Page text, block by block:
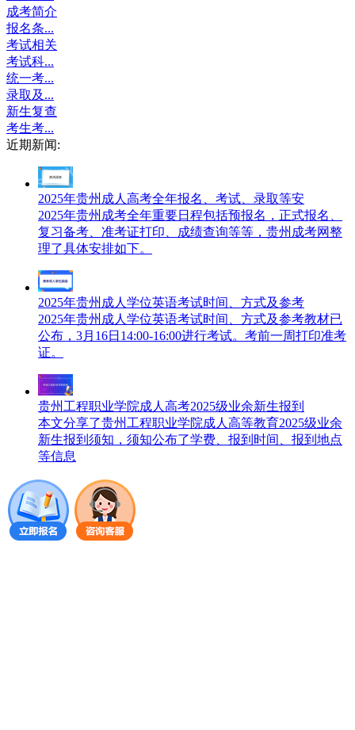
成考简介
报名条...
考试相关
考试科...
统一考...
录取及...
新生复查
考生考...
近期新闻:
2025年贵州成人高考全年报名、考试、录取等安
2025年贵州成考全年重要日程包括预报名，正式报名、
复习备考、准考证打印、成绩查询等等，贵州成考网整
理了具体安排如下。
2025年贵州成人学位英语考试时间、方式及参考
2025年贵州成人学位英语考试时间、方式及参考教材已
公布，3月16日14:00-16:00进行考试。考前一周打印准考
证。
贵州工程职业学院成人高考2025级业余新生报到
本文分享了贵州工程职业学院成人高等教育2025级业余
新生报到须知，须知公布了学费、报到时间、报到地点
等信息